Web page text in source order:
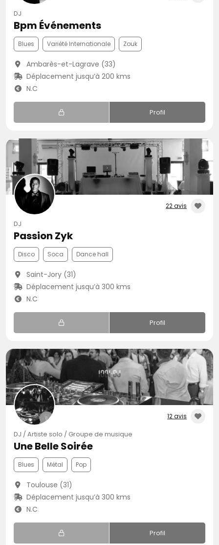
DJ
Bpm Événements
Blues Variété Internationale Zouk
Ambarès-et-Lagrave (33)
Déplacement jusqu’à 200 kms
N.C
Profil
22 avis
DJ
Passion Zyk
Disco Soca Dance hall
Saint-Jory (31)
Déplacement jusqu’à 300 kms
N.C
Profil
12 avis
DJ / Artiste solo / Groupe de musique
Une Belle Soirée
Blues Métal Pop
Toulouse (31)
Déplacement jusqu’à 300 kms
N.C
Profil